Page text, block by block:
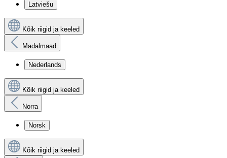
Latviešu
Kõik riigid ja keeled
Madalmaad
Nederlands
Kõik riigid ja keeled
Norra
Norsk
Kõik riigid ja keeled